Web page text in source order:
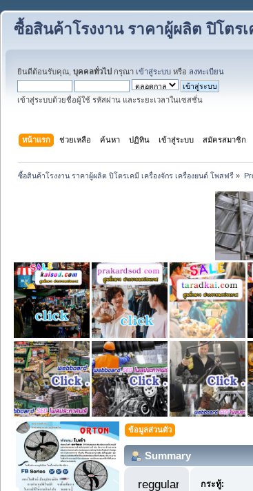
ซื้อสินค้าโรงงาน ราคาผู้ผลิต ปิโตร
ยินดีต้อนรับคุณ, บุคคลทั่วไป กรุณา เข้าสู่ระบบ หรือ ลงทะเบียน
เข้าสู่ระบบด้วยชื่อผู้ใช้ รหัสผ่าน และระยะเวลาในเซสชั่น
หน้าแรก ช่วยเหลือ ค้นหา ปฏิทิน เข้าสู่ระบบ สมัครสมาชิก
ซื้อสินค้าโรงงาน ราคาผู้ผลิต ปิโตรเคมี เครื่องจักร เครื่องยนต์ โพสฟรี »
ข้อมูลส่วนตัว
Summary
reggularpost88
กระทู้: